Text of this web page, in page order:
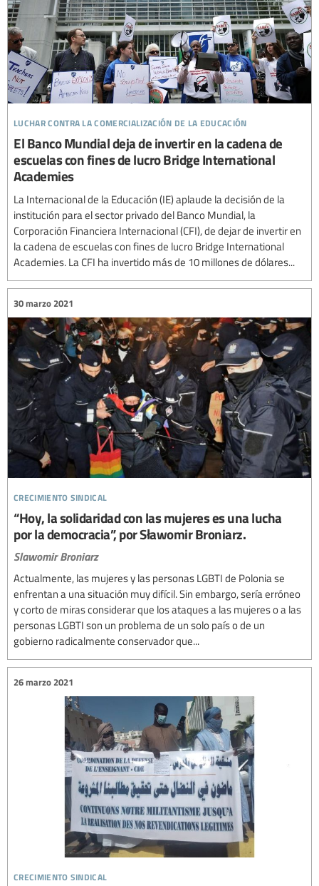
luchar contra la comercialización de la educación
El Banco Mundial deja de invertir en la cadena de
escuelas con fines de lucro Bridge International
Academies
La Internacional de la Educación (IE) aplaude la decisión de la
institución para el sector privado del Banco Mundial, la
Corporación Financiera Internacional (CFI), de dejar de invertir en
la cadena de escuelas con fines de lucro Bridge International
Academies. La CFI ha invertido más de 10 millones de dólares...
crecimiento sindical
30 marzo 2021
“Hoy, la solidaridad con las mujeres es una lucha
por la democracia”, por Sławomir Broniarz.
Slawomir Broniarz
Actualmente, las mujeres y las personas LGBTI de Polonia se
enfrentan a una situación muy difícil. Sin embargo, sería erróneo
y corto de miras considerar que los ataques a las mujeres o a las
personas LGBTI son un problema de un solo país o de un
gobierno radicalmente conservador que...
crecimiento sindical
26 marzo 2021